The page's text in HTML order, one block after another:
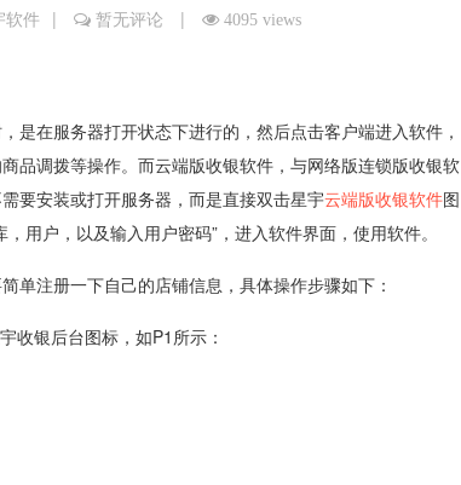
软件 | 暂无评论 | 4095 views
是在服务器打开状态下进行的，然后点击客户端进入软件，
品调拨等操作。而云端版收银软件，与网络版连锁版收银软
要安装或打开服务器，而是直接双击星宇云端版收银软件图
用户，以及输入用户密码”，进入软件界面，使用软件。
单注册一下自己的店铺信息，具体操作步骤如下：
收银后台图标，如P1所示：